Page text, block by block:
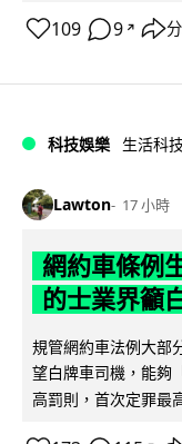
109 9 ↗
科技娛樂 生活科技
Lawton 17 小時
網約車條例
的士業界籲
規管網約車法例大部
望白牌車司機，能夠
高罰則，首次定罪最